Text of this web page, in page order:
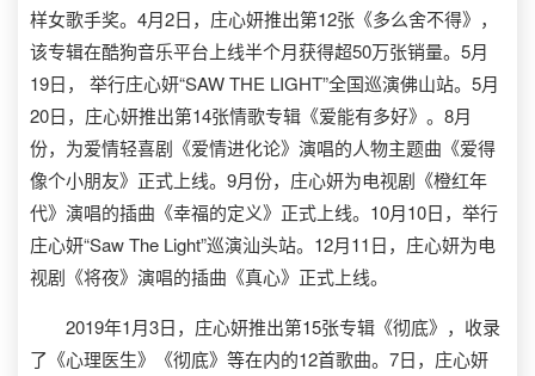
样女歌手奖。4月2日，庄心妍推出第12张《多么舍不得》，
该专辑在酷狗音乐平台上线半个月获得超50万张销量。5月
19日， 举行庄心妍“SAW THE LIGHT”全国巡演佛山站。5月
20日，庄心妍推出第14张情歌专辑《爱能有多好》。8月
份，为爱情轻喜剧《爱情进化论》演唱的人物主题曲《爱得
像个小朋友》正式上线。9月份，庄心妍为电视剧《橙红年
代》演唱的插曲《幸福的定义》正式上线。10月10日，举行
庄心妍“Saw The Light”巡演汕头站。12月11日，庄心妍为电
视剧《将夜》演唱的插曲《真心》正式上线。
2019年1月3日，庄心妍推出第15张专辑《彻底》，收录
了《心理医生》《彻底》等在内的12首歌曲。7日，庄心妍